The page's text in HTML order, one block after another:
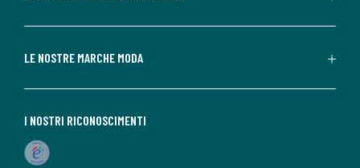
LE NOSTRE MARCHE MODA
I NOSTRI RICONOSCIMENTI